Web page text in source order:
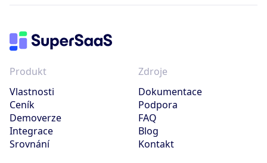
Produkt
Vlastnosti
Ceník
Demoverze
Integrace
Srovnání
Zdroje
Dokumentace
Podpora
FAQ
Blog
Kontakt